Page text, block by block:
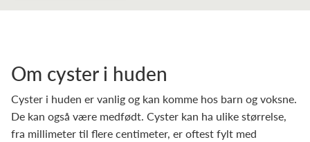
Om cyster i huden
Cyster i huden er vanlig og kan komme hos barn og voksne.
De kan også være medfødt. Cyster kan ha ulike størrelse,
fra millimeter til flere centimeter, er oftest fylt med